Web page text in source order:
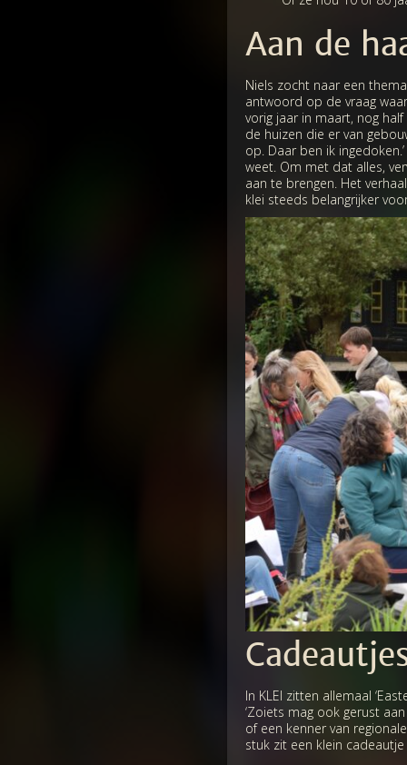
Aan de
Niels zocht naar een
antwoord op de vraag
vorig jaar in maart, nog
de huizen die er van
op. Daar ben ik
weet. Om met dat alles,
aan te brengen. Het
klei steeds belangrijker
In KLEI zitten allemaal
‘Zoiets mag ook gerust
of een kenner van
stuk zit een klein cadeautje